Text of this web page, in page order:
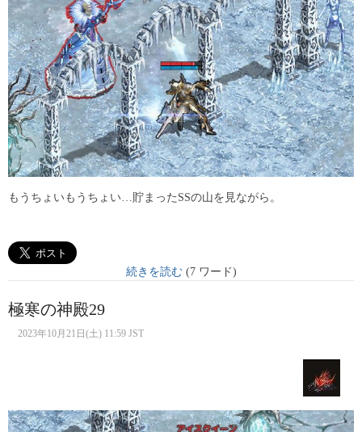
もうちょいもうちょい…貯まったSSの山を見ながら。
続きを読む(7 ワード)
極寒の神殿29
2023年10月21日(土) 11:59 JST